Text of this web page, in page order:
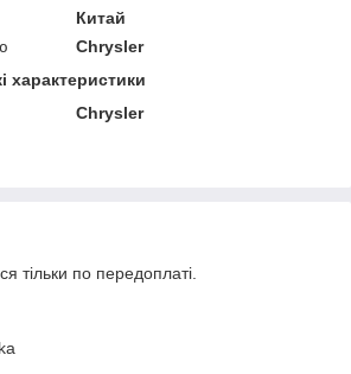
Китай
Chrysler
характеристики
Chrysler
тільки по передоплаті.